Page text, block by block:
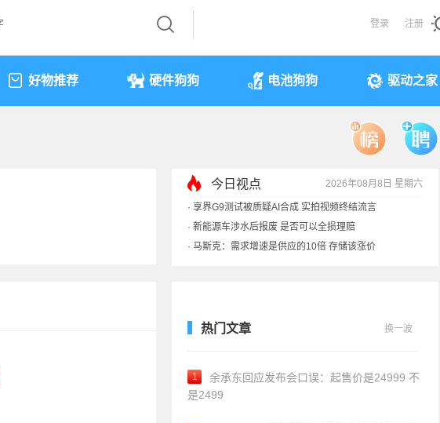
登录 注册
好物推荐 硬件狗狗 电池狗狗 驱动之家
今日视点 2026年08月8日 星期六
· 享界G9测试被质疑AI合成 实拍视频终结流言
· 新能源车涉水后报废 是否可以全损理赔
· 马斯克：需求增速是供应的10倍 存储该涨价
热门文章 换一波
1
余承东回应发布会口误：起售价是24999 不
是2499